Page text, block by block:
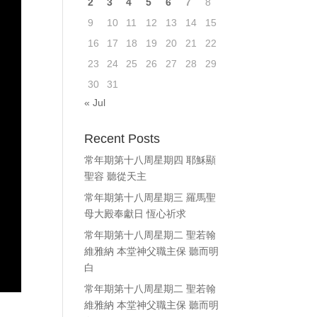
9
10 11 12 13 14
15
16
17 18 19 20 21
22
23
24 25 26 27 28
29
30
31
« Jul
Recent Posts
常年期第十八周星期四 耶穌顯
聖容 聽從天主
常年期第十八周星期三 羅馬聖
母大殿奉獻日 恆心祈求
常年期第十八周星期二 聖若翰
維雅納 本堂神父職主保 聽而明
白
常年期第十八周星期二 聖若翰
維雅納 本堂神父職主保 聽而明